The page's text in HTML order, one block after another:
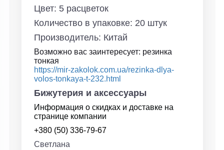
Цвет: 5 расцветок
Количество в упаковке: 20 штук
Производитель: Китай
Возможно вас заинтересует: резинка
тонкая
https://mir-zakolok.com.ua/rezinka-dlya-
volos-tonkaya-t-232.html
Бижутерия и аксессуары
Информация о скидках и доставке на
странице компании
+380 (50) 336-79-67
Светлана